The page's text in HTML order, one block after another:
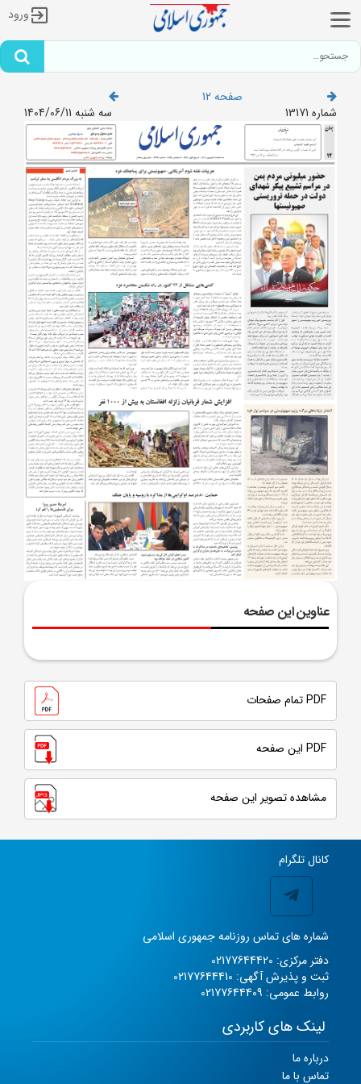
ورود
صفحه 12
شماره 13171
سه شنبه 1404/06/11
عناوین این صفحه
PDF تمام صفحات
PDF این صفحه
مشاهده تصویر این صفحه
کانال تلگرام
شماره های تماس روزنامه جمهوری اسلامی
دفتر مرکزی: 02177644420
ثبت و پذیرش آگهی: 02177644410
روابط عمومی: 02177644409
لینک های کاربردی
درباره ما
تماس با ما